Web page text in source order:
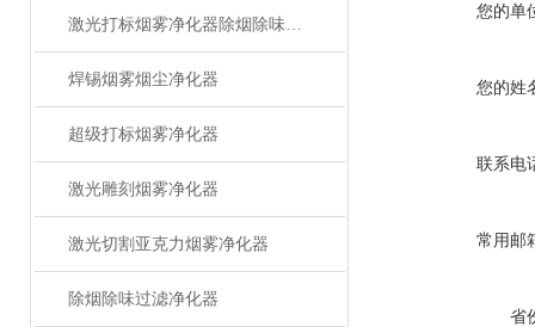
激光打标烟雾净化器除烟除味设备
焊锡烟雾烟尘净化器
超级打标烟雾净化器
激光雕刻烟雾净化器
激光切割亚克力烟雾净化器
除烟除味过滤净化器
您的单
您的姓
联系电
常用邮
省